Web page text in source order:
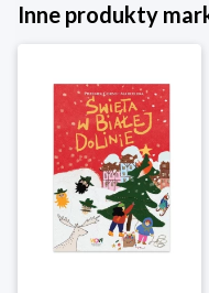
Inne produkty